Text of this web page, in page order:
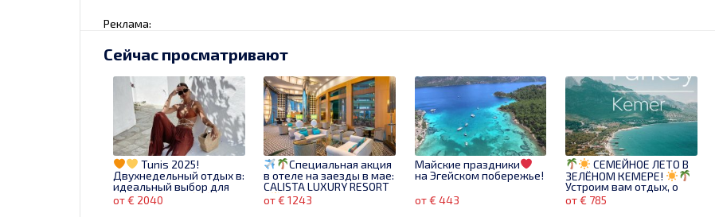
Реклама:
Сейчас просматривают
Tunis 2025!
Двухнедельный отдых в:
идеальный выбор для
вас и ребёнка!
от € 2040
Специальная акция
в отеле на заезды в мае:
CALISTA LUXURY RESORT
5
BELEK
от € 1243
Майские праздники
на Эгейском побережье!
от € 443
СЕМЕЙНОЕ ЛЕТО В
ЗЕЛЁНОМ КЕМЕРЕ!
Устроим вам отдых, о
котором мечтает
каждая семья!
от € 785